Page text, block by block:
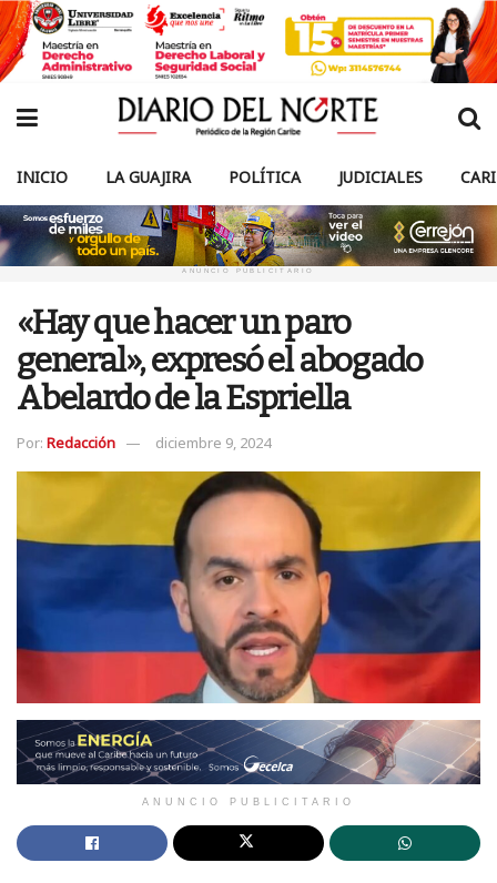
INICIO LA GUAJIRA POLÍTICA JUDICIALES
ANUNCIO PUBLICITARIO
«Hay que hacer un paro
general», expresó el abogado
Abelardo de la Espriella
Por: Redacción diciembre 9, 2024
ANUNCIO PUBLICITARIO